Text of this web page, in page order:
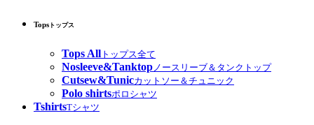
Tops トップス
Tops All トップス全て
Nosleeve&Tanktop ノースリーブ＆タンクトップ
Cutsew&Tunicカットソー＆チュニック
Polo shirtsポロシャツ
TshirtsTシャツ